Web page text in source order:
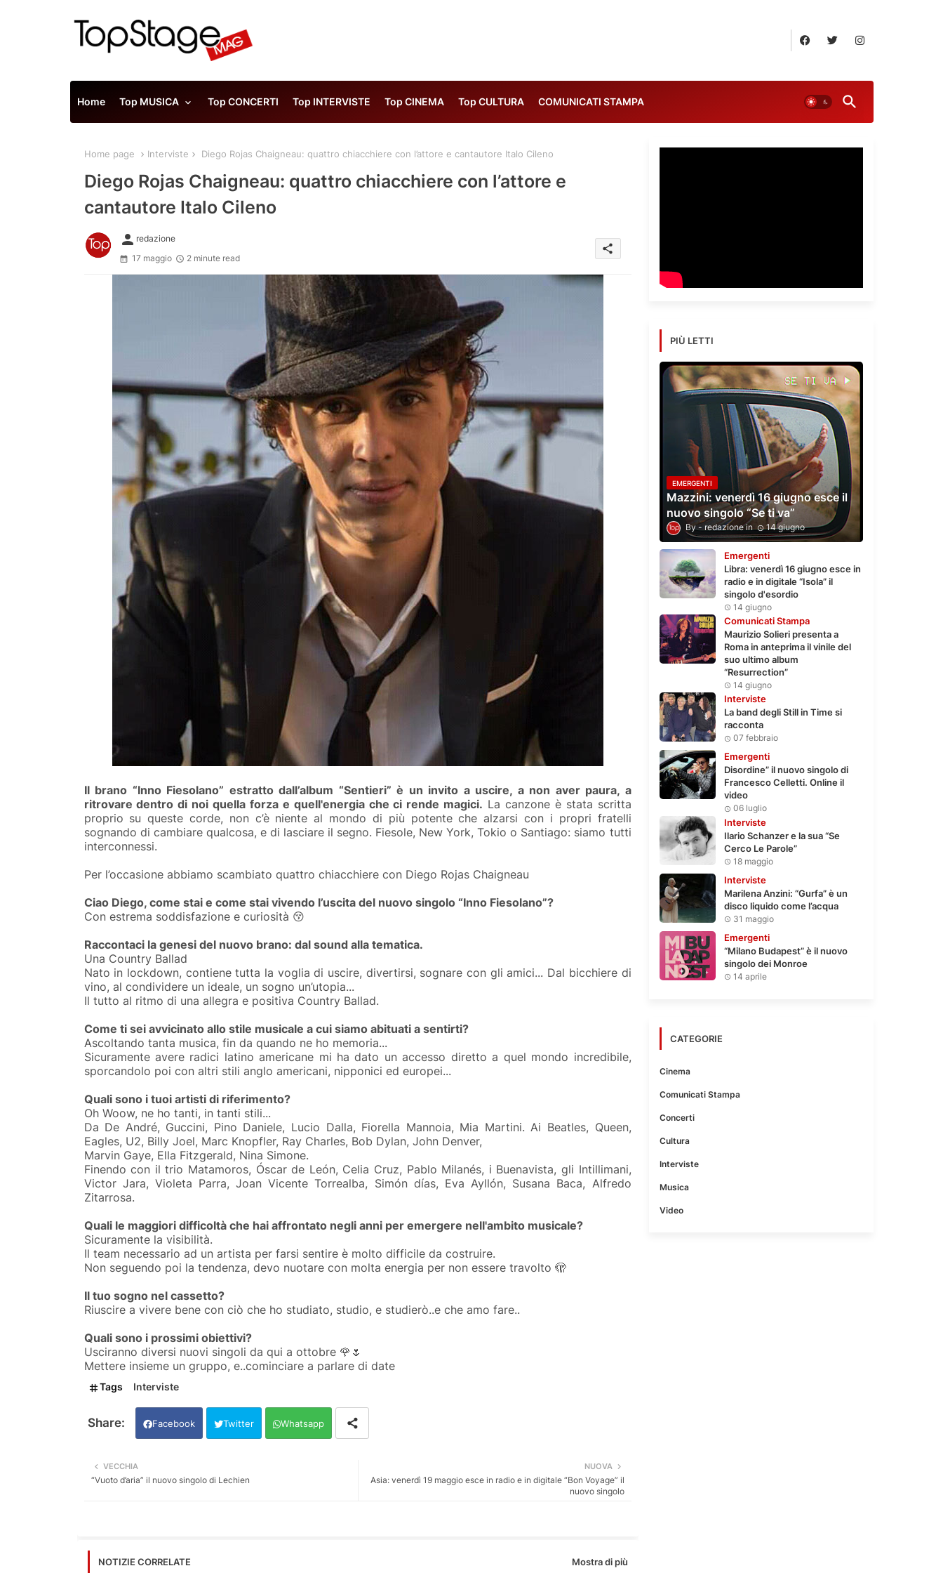
Home Top MUSICA Top CONCERTI Top INTERVISTE Top CINEMA Top CULTURA COMUNICATI STAMPA
Home page Interviste Diego Rojas Chaigneau: quattro chiacchiere con l’attore e cantautore Italo Cileno
Diego Rojas Chaigneau: quattro chiacchiere con l’attore e
cantautore Italo Cileno
person redazione
17 maggio
2 minute read
share
Il brano “Inno Fiesolano” estratto dall’album “Sentieri” è un invito a uscire, a non aver paura, a
ritrovare dentro di noi quella forza e quell'energia che ci rende magici. La canzone è stata scritta
proprio su queste corde, non c’è niente al mondo di più potente che alzarsi con i propri fratelli
sognando di cambiare qualcosa, e di lasciare il segno. Fiesole, New York, Tokio o Santiago: siamo tutti
interconnessi.
Per l’occasione abbiamo scambiato quattro chiacchiere con Diego Rojas Chaigneau
Ciao Diego, come stai e come stai vivendo l’uscita del nuovo singolo “Inno Fiesolano”?
Con estrema soddisfazione e curiosità 😚
Raccontaci la genesi del nuovo brano: dal sound alla tematica.
Una Country Ballad
Nato in lockdown, contiene tutta la voglia di uscire, divertirsi, sognare con gli amici... Dal bicchiere di
vino, al condividere un ideale, un sogno un’utopia...
Il tutto al ritmo di una allegra e positiva Country Ballad.
Come ti sei avvicinato allo stile musicale a cui siamo abituati a sentirti?
Ascoltando tanta musica, fin da quando ne ho memoria...
Sicuramente avere radici latino americane mi ha dato un accesso diretto a quel mondo incredibile,
sporcandolo poi con altri stili anglo americani, nipponici ed europei...
Quali sono i tuoi artisti di riferimento?
Oh Woow, ne ho tanti, in tanti stili...
Da De André, Guccini, Pino Daniele, Lucio Dalla, Fiorella Mannoia, Mia Martini.Ai Beatles, Queen,
Eagles, U2, Billy Joel, Marc Knopfler, Ray Charles, Bob Dylan, John Denver,
Marvin Gaye, Ella Fitzgerald, Nina Simone.
Finendo con il trio Matamoros, Óscar de León, Celia Cruz, Pablo Milanés, i Buenavista, gli Intillimani,
Victor Jara, Violeta Parra, Joan Vicente Torrealba, Simón días, Eva Ayllón, Susana Baca, Alfredo
Zitarrosa.
Quali le maggiori difficoltà che hai affrontato negli anni per emergere nell'ambito musicale?
Sicuramente la visibilità.
Il team necessario ad un artista per farsi sentire è molto difficile da costruire.
Non seguendo poi la tendenza, devo nuotare con molta energia per non essere travolto 🫣
Il tuo sogno nel cassetto?
Riuscire a vivere bene con ciò che ho studiato, studio, e studierò..e che amo fare..
Quali sono i prossimi obiettivi?
Usciranno diversi nuovi singoli da qui a ottobre 🌹🌷
Mettere insieme un gruppo, e..cominciare a parlare di date
Tags Interviste
Facebook Twitter Whatsapp
NUOVA
Asia: venerdì 19 maggio esce in radio e in digitale “Bon Voyage” il
nuovo singolo
VECCHIA
“Vuoto d’aria” il nuovo singolo di Lechien
NOTIZIE CORRELATE Mostra di più
PIÙ LETTI
EMERGENTI
Mazzini: venerdì 16 giugno esce il
nuovo singolo “Se ti va”
redazione 14 giugno
Emergenti
Libra: venerdì 16 giugno esce in
radio e in digitale “Isola” il
singolo d'esordio
14 giugno
Comunicati Stampa
Maurizio Solieri presenta a
Roma in anteprima il vinile del
suo ultimo album
“Resurrection”
14 giugno
Interviste
La band degli Still in Time si
racconta
07 febbraio
Emergenti
Disordine” il nuovo singolo di
Francesco Celletti. Online il
video
06 luglio
Interviste
Ilario Schanzer e la sua “Se
Cerco Le Parole”
18 maggio
Interviste
Marilena Anzini: “Gurfa” è un
disco liquido come l’acqua
31 maggio
Emergenti
“Milano Budapest” è il nuovo
singolo dei Monroe
14 aprile
CATEGORIE
Cinema
Comunicati Stampa
Concerti
Cultura
Interviste
Musica
Video